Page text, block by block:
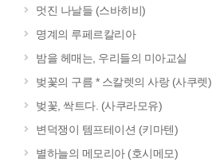
멋진 나날들 (스바히비)
명계의 루페르칼리아
밤을 헤매는, 우리들의 미아교실
벚꽃의 구름 * 스칼렛의 사랑 (사쿠렛)
벚꽃, 싹트다. (사쿠라모유)
변덕쟁이 템프테이션 (키마텐)
별하늘의 메모리아 (호시메모)